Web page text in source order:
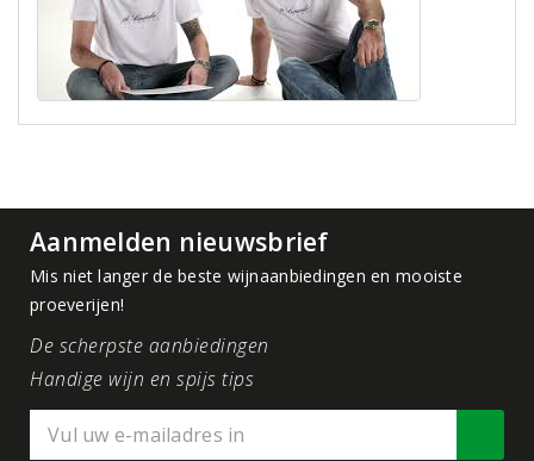
Aanmelden nieuwsbrief
Mis niet langer de beste wijnaanbiedingen en mooiste
proeverijen!
De scherpste aanbiedingen
Handige wijn en spijs tips